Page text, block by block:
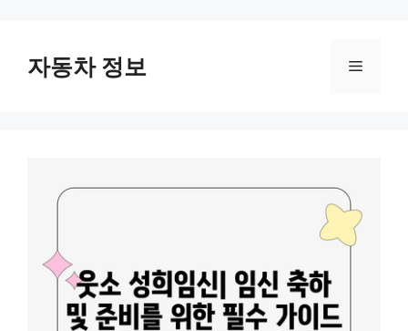
content자동차 정보 Menu